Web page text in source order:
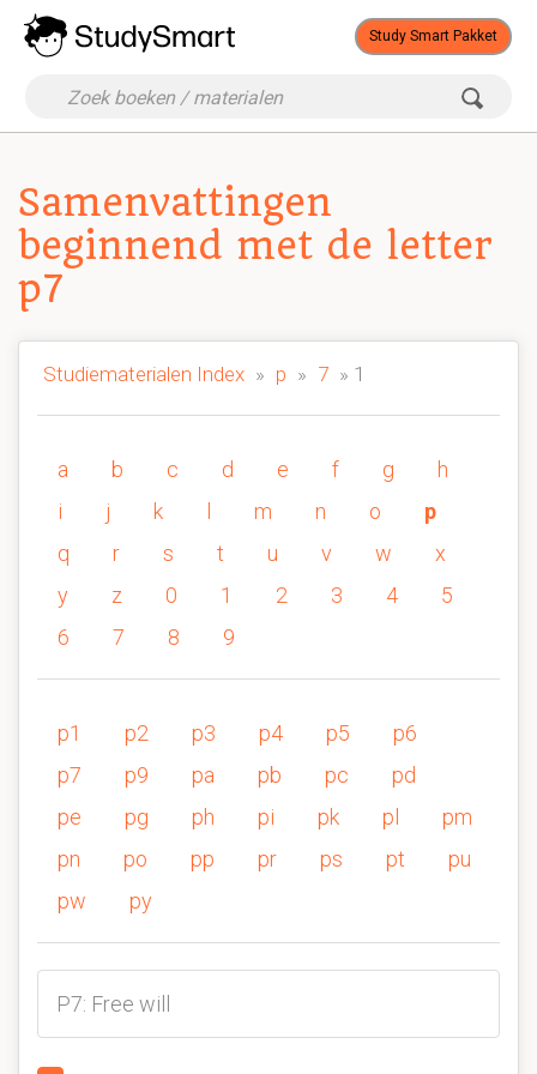
Study Smart Pakket
Samenvattingen
beginnend met de letter
p7
Studiematerialen Index » p » 7 » 1
a b c d e f g
h
i
j k m n o
p
q
r s t u v w
x
y
z 0 1 2 3 4
5
6
7 8 9
p1 p2 p3 p4 p5
p6
p7
p9 pa pb pc
pd
pe
pg ph pi pk pl
pm
pn
po pp pr ps pt
pu
pw
py
P7: Free will